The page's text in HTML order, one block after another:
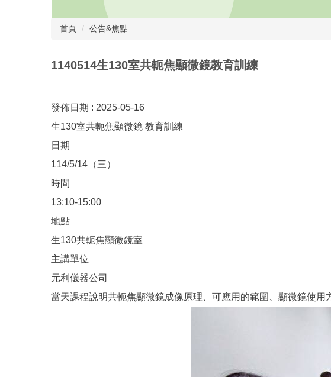
首頁 公告&焦點
1140514生130室共軛焦顯微鏡教育訓練
發佈日期 : 2025-05-16
生130室共軛焦顯微鏡 教育訓練
日期
114/5/14（三）
時間
13:10-15:00
地點
生130共軛焦顯微鏡室
主講單位
元利儀器公司
當天課程說明共軛焦顯微鏡成像原理、可應用的範圍、顯微鏡使